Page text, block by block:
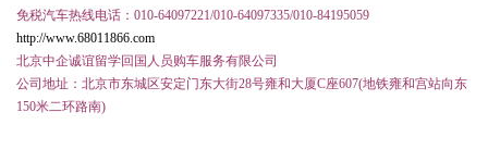
免税汽车热线电话： 010-64097221/010-64097335/010-84195059
http://www.68011866.com
北京中企诚谊留学回国人员购车服务有限公司
公司地址：北京市东城区安定门东大街28号雍和大厦C座607(地铁雍和宫站向东
150米二环路南)